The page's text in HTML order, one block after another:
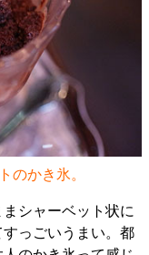
のかき氷。
シャーベット状に
っごいうまい。都